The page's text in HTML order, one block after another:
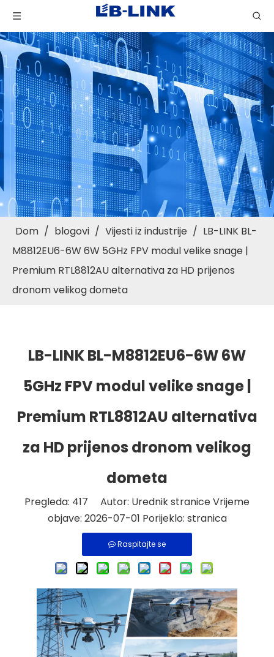
Dom / blogovi / Vijesti iz industrije / LB-LINK BL-
M8812EU6-6W 6W 5GHz FPV modul velike snage |
Premium RTL8812AU alternativa za HD prijenos
dronom velikog dometa
LB-LINK BL-M8812EU6-6W 6W
5GHz FPV modul velike snage |
Premium RTL8812AU alternativa
za HD prijenos dronom velikog
dometa
Pregleda: 417 Autor: Urednik stranice Vrijeme
objave: 2026-07-01 Porijeklo: stranica
Raspitajte se